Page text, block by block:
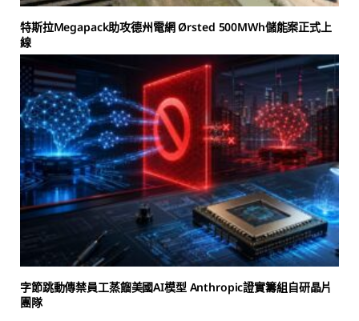
特斯拉Megapack助攻德州電網 Ørsted 500MWh儲能案正式上
線
字節跳動傳禁員工蒸餾美國AI模型 Anthropic證實籌組自研晶片
團隊